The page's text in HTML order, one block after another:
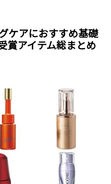
ケアにおすすめ基礎
賞アイテム総まとめ